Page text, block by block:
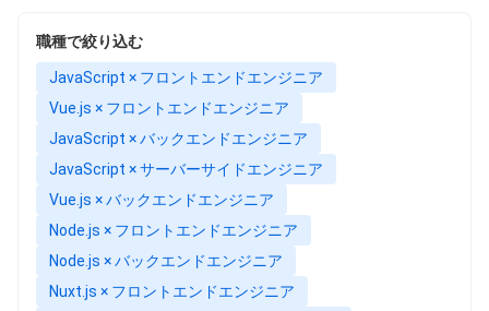
職種で絞り込む
JavaScript × フロントエンドエンジニア
Vue.js × フロントエンドエンジニア
JavaScript × バックエンドエンジニア
JavaScript × サーバーサイドエンジニア
Vue.js × バックエンドエンジニア
Node.js × フロントエンドエンジニア
Node.js × バックエンドエンジニア
Nuxt.js × フロントエンドエンジニア